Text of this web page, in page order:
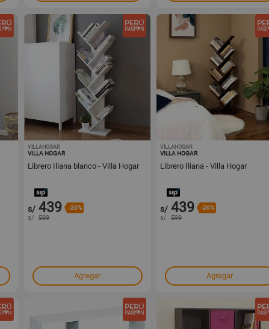
VILLAHOGAR
VILLA HOGAR
Librero Iliana blanco - Villa Hogar
s/ 439 -26%
s/ 599
Agregar
VILLAHOGAR
VILLA HOGAR
Librero Iliana - Villa Hogar
s/ 439 -26%
s/ 599
Agregar